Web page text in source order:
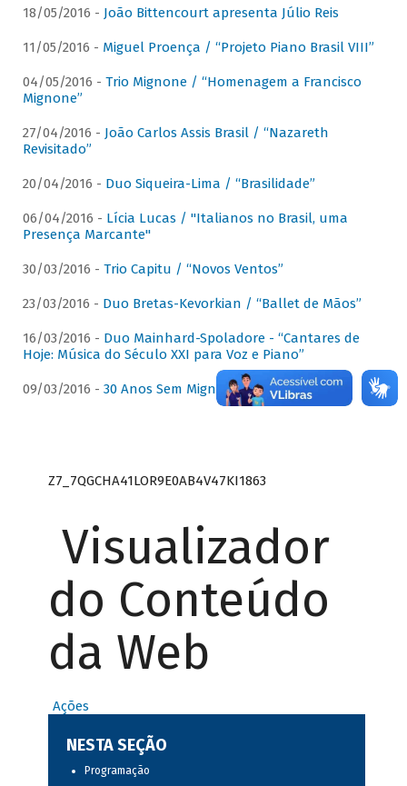
18/05/2016 - João Bittencourt apresenta Júlio Reis
11/05/2016 - Miguel Proença / “Projeto Piano Brasil VIII”
04/05/2016 - Trio Mignone / “Homenagem a Francisco
Mignone”
27/04/2016 - João Carlos Assis Brasil / “Nazareth
Revisitado”
20/04/2016 - Duo Siqueira-Lima / “Brasilidade”
06/04/2016 - Lícia Lucas / "Italianos no Brasil, uma
Presença Marcante"
30/03/2016 - Trio Capitu / “Novos Ventos”
23/03/2016 - Duo Bretas-Kevorkian / “Ballet de Mãos”
16/03/2016 - Duo Mainhard-Spoladore - “Cantares de
Hoje: Música do Século XXI para Voz e Piano”
09/03/2016 - 30 Anos Sem Mignone
Z7_7QGCHA41LOR9E0AB4V47KI1863
Visualizador
do Conteúdo
da Web
Ações
NESTA SEÇÃO
Programação